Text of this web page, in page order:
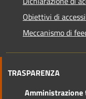
Obiettivi di
Meccanismo di
TRASPARENZA